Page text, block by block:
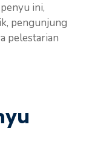
ini,
pengunjung
pelestarian